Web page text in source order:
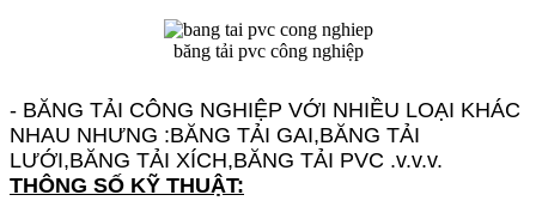
băng tải pvc công nghiệp
- BĂNG TẢI CÔNG NGHIỆP VỚI NHIỀU LOẠI KHÁC
NHAU NHƯNG :BĂNG TẢI GAI,BĂNG TẢI
LƯỚI,BĂNG TẢI XÍCH,BĂNG TẢI PVC .v.v.v.
THÔNG SỐ KỸ THUẬT: